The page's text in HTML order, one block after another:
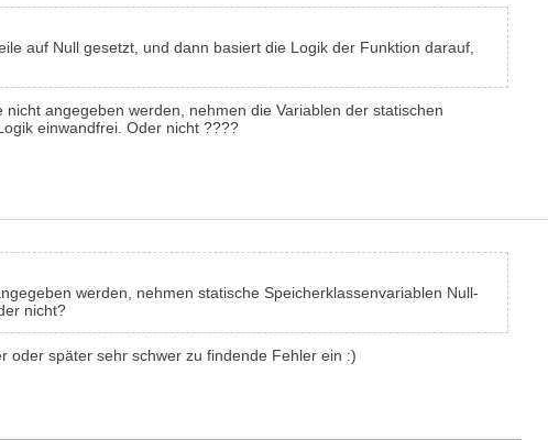
auf Null gesetzt, und dann basiert die Logik der Funktion darauf,
nicht angegeben werden, nehmen die Variablen der statischen
einwandfrei. Oder nicht ????
werden, nehmen statische Speicherklassenvariablen Null-
nicht?
oder später sehr schwer zu findende Fehler ein :)